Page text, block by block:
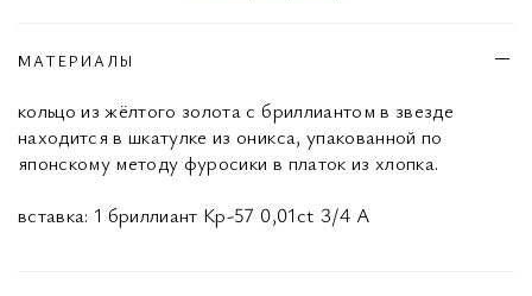
МАТЕРИАЛЫ
кольцо из жёлтого золота с бриллиантом в звезде
находится в шкатулке из оникса, упакованной по
японскому методу фуросики в платок из хлопка.
вставка: 1 бриллиант Кр-57 0,01ct 3/4 А